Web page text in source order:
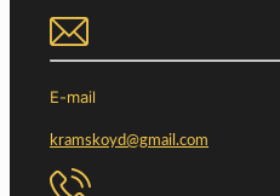
E-mail
kramskoyd@gmail.com